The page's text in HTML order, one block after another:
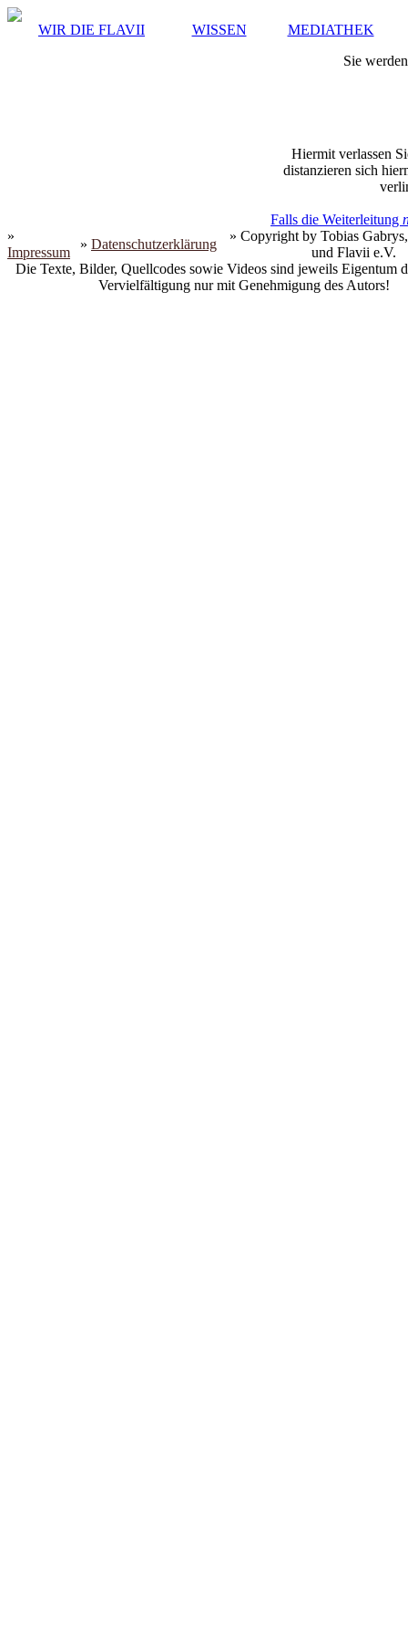
WIR DIE FLAVII WISSEN
MEDIATHEK
Sie
Hiermit verlassen
distanzieren sich
Falls die Weiterleitung
»
Impressum
» Datenschutzerklärung
» Copyright by Tobias
und Flavii e.V.
Die Texte, Bilder, Quellcodes sowie Videos sind jeweils Eigentum
Vervielfältigung nur mit Genehmigung des Autors!